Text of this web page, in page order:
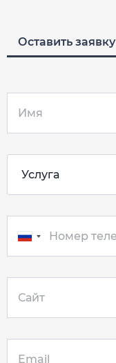
Оставить заявку